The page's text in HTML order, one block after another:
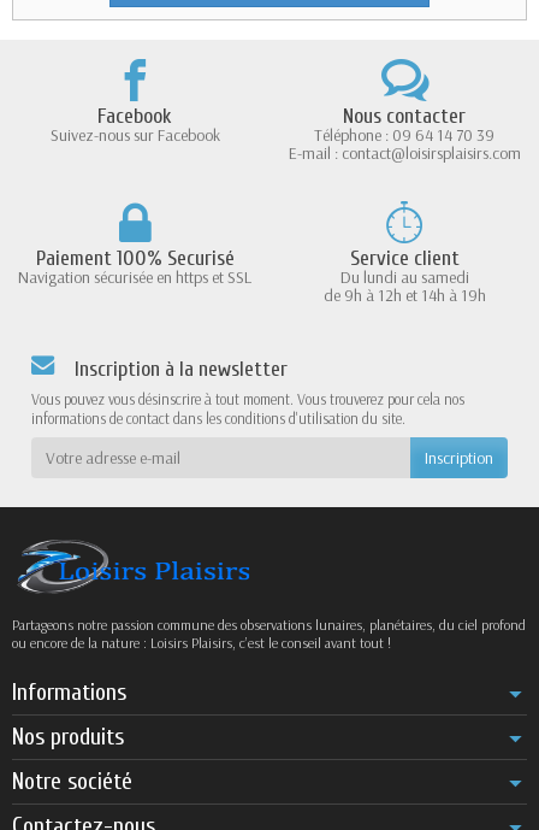
Facebook
Suivez-nous sur Facebook
Nous contacter
Téléphone : 09 64 14 70 39
E-mail : contact@loisirsplaisirs.com
Paiement 100% Securisé
Navigation sécurisée en https et SSL
Service client
Du lundi au samedi
de 9h à 12h et 14h à 19h
Inscription à la newsletter
Vous pouvez vous désinscrire à tout moment. Vous trouverez pour cela nos
informations de contact dans les conditions d'utilisation du site.
Partageons notre passion commune des observations lunaires, planétaires, du ciel profond
ou encore de la nature : Loisirs Plaisirs, c’est le conseil avant tout !
Informations
Nos produits
Notre société